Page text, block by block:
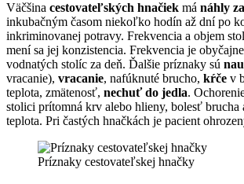
Väčšina cestovateľských hnačiek má náhly
inkubačným časom niekoľko hodín až dní po
inkriminovanej potravy. Frekvencia a objem
mení sa jej konzistencia. Frekvencia je
vodnatých stolíc za deň. Ďalšie príznaky sú
vracanie), vracanie, nafúknuté brucho, kŕče v
teplota, zmätenosť, nechuť do jedla.
stolici prítomná krv alebo hlieny, bolesť brucha
teplota. Pri častých hnačkách je pacient
Príznaky cestovateľskej hnačky